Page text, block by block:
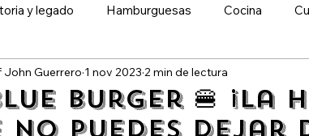
y legado Hamburguesas Cocina
The Crime Más que Hamburguesas
Burger 🍔 ¡La
no puedes dejar
John Guerrero 1 nov 2023 2 min de lectura